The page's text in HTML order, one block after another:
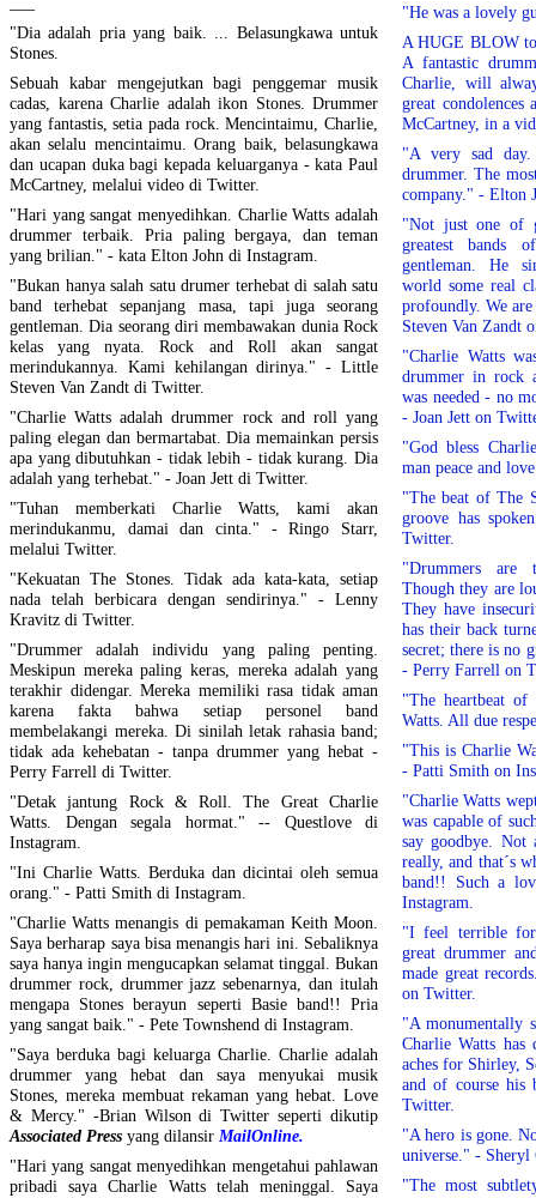
"Dia adalah pria yang baik. ... Belasungkawa untuk
Stones.
Sebuah kabar mengejutkan bagi penggemar musik
cadas, karena Charlie adalah ikon Stones. Drummer
yang fantastis, setia pada rock. Mencintaimu, Charlie,
akan selalu mencintaimu. Orang baik, belasungkawa
dan ucapan duka bagi kepada keluarganya - kata Paul
McCartney, melalui video di Twitter.
"Hari yang sangat menyedihkan. Charlie Watts adalah
drummer terbaik. Pria paling bergaya, dan teman
yang brilian." - kata Elton John di Instagram.
"Bukan hanya salah satu drumer terhebat di salah satu
band terhebat sepanjang masa, tapi juga seorang
gentleman. Dia seorang diri membawakan dunia Rock
kelas yang nyata. Rock and Roll akan sangat
merindukannya. Kami kehilangan dirinya." - Little
Steven Van Zandt di Twitter.
"Charlie Watts adalah drummer rock and roll yang
paling elegan dan bermartabat. Dia memainkan persis
apa yang dibutuhkan - tidak lebih - tidak kurang. Dia
adalah yang terhebat." - Joan Jett di Twitter.
"Tuhan memberkati Charlie Watts, kami akan
merindukanmu, damai dan cinta." - Ringo Starr,
melalui Twitter.
"Kekuatan The Stones. Tidak ada kata-kata, setiap
nada telah berbicara dengan sendirinya." - Lenny
Kravitz di Twitter.
"Drummer adalah individu yang paling penting.
Meskipun mereka paling keras, mereka adalah yang
terakhir didengar. Mereka memiliki rasa tidak aman
karena fakta bahwa setiap personel band
membelakangi mereka. Di sinilah letak rahasia band;
tidak ada kehebatan - tanpa drummer yang hebat -
Perry Farrell di Twitter.
"Detak jantung Rock & Roll. The Great Charlie
Watts. Dengan segala hormat." -- Questlove di
Instagram.
"Ini Charlie Watts. Berduka dan dicintai oleh semua
orang." - Patti Smith di Instagram.
"Charlie Watts menangis di pemakaman Keith Moon.
Saya berharap saya bisa menangis hari ini. Sebaliknya
saya hanya ingin mengucapkan selamat tinggal. Bukan
drummer rock, drummer jazz sebenarnya, dan itulah
mengapa Stones berayun seperti Basie band!! Pria
yang sangat baik." - Pete Townshend di Instagram.
"Saya berduka bagi keluarga Charlie. Charlie adalah
drummer yang hebat dan saya menyukai musik
Stones, mereka membuat rekaman yang hebat. Love
& Mercy." -Brian Wilson di Twitter seperti dikutip
Associated Press yang dilansir MailOnline.
"Hari yang sangat menyedihkan mengetahui pahlawan
pribadi saya Charlie Watts telah meninggal. Saya
"He was a lovely
A HUGE BLOW
A fantastic
Charlie, will
great
McCartney, in a
"A very sad day.
drummer. The
company." - Elton
"Not just one of
greatest bands
gentleman. He
world some real
profoundly. We
Steven Van Zandt
"Charlie Watts
drummer in rock
was needed - no
- Joan Jett on
"God bless
man peace and
"The beat of The
groove has
Twitter.
"Drummers are
Though they are
They have
has their back
secret; there is no
- Perry Farrell on
"The heartbeat
Watts. All due
"This is Charlie
- Patti Smith on
"Charlie Watts
was capable of
say goodbye. Not
really, and that´s
band!! Such a
Instagram.
"I feel terrible for
great drummer
made great
on Twitter.
"A monumentally
Charlie Watts has
aches for Shirley,
and of course his
Twitter.
"A hero is gone.
universe." -
"The most